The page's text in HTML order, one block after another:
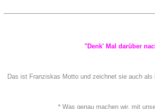
"Denk' Mal darüber
Das ist Franziskas Motto und zeichnet sie auch als
* Was genau machen wir, mit